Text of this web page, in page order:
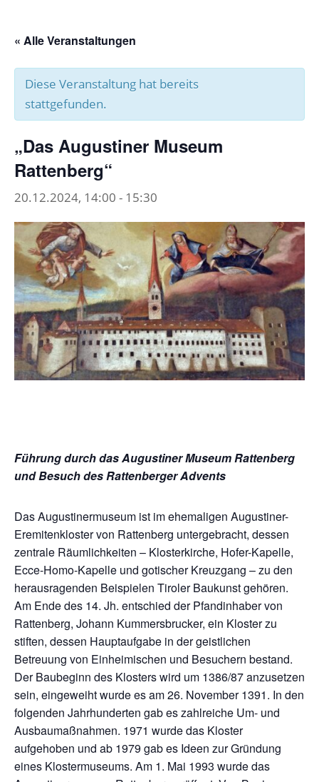
« Alle Veranstaltungen
Diese Veranstaltung hat bereits
stattgefunden.
„Das Augustiner Museum
Rattenberg“
20.12.2024, 14:00 - 15:30
Führung durch das Augustiner Museum Rattenberg
und Besuch des Rattenberger Advents
Das Augustinermuseum ist im ehemaligen Augustiner-
Eremitenkloster von Rattenberg untergebracht, dessen
zentrale Räumlichkeiten – Klosterkirche, Hofer-Kapelle,
Ecce-Homo-Kapelle und gotischer Kreuzgang – zu den
herausragenden Beispielen Tiroler Baukunst gehören.
Am Ende des 14. Jh. entschied der Pfandinhaber von
Rattenberg, Johann Kummersbrucker, ein Kloster zu
stiften, dessen Hauptaufgabe in der geistlichen
Betreuung von Einheimischen und Besuchern bestand.
Der Baubeginn des Klosters wird um 1386/87 anzusetzen
sein, eingeweiht wurde es am 26. November 1391. In den
folgenden Jahrhunderten gab es zahlreiche Um- und
Ausbaumaßnahmen. 1971 wurde das Kloster
aufgehoben und ab 1979 gab es Ideen zur Gründung
eines Klostermuseums. Am 1. Mai 1993 wurde das